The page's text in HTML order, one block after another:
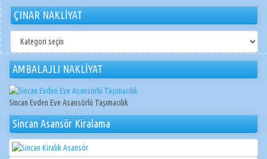
ÇINAR NAKLİYAT
ÇINAR
NAKLİYAT
AMBALAJLI NAKLİYAT
Sincan Evden Eve Asansörlü Taşımacılık
Sincan Asansör Kiralama